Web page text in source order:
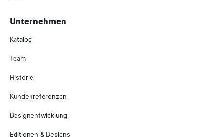
Unternehmen
Katalog
Team
Historie
Kundenreferenzen
Designentwicklung
Editionen & Designs